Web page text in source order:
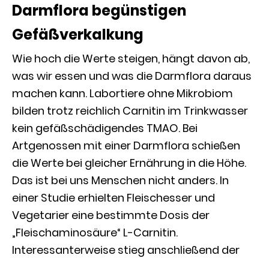
Darmflora begünstigen
Gefäßverkalkung
Wie hoch die Werte steigen, hängt davon ab,
was wir essen und was die Darmflora daraus
machen kann. Labortiere ohne Mikrobiom
bilden trotz reichlich Carnitin im Trinkwasser
kein gefäßschädigendes TMAO. Bei
Artgenossen mit einer Darmflora schießen
die Werte bei gleicher Ernährung in die Höhe.
Das ist bei uns Menschen nicht anders. In
einer Studie erhielten Fleischesser und
Vegetarier eine bestimmte Dosis der
„Fleischaminosäure“ L-Carnitin.
Interessanterweise stieg anschließend der